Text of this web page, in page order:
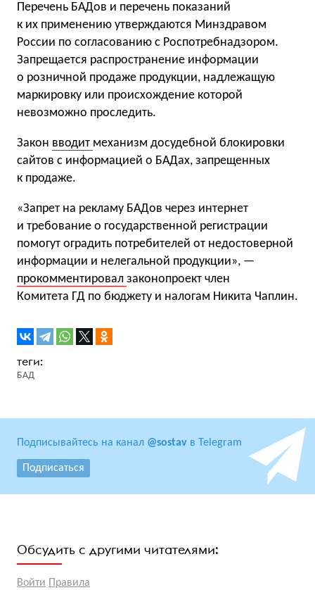
Перечень БАДов и перечень показаний
к их применению утверждаются Минздравом
России по согласованию с Роспотребнадзором.
Запрещается распространение информации
о розничной продаже продукции, надлежащую
маркировку или происхождение которой
невозможно проследить.
Закон вводит механизм досудебной блокировки
сайтов с информацией о БАДах, запрещенных
к продаже.
«Запрет на рекламу БАДов через интернет
и требование о государственной регистрации
помогут оградить потребителей от недостоверной
информации и нелегальной продукции», —
прокомментировал законопроект член
Комитета ГД по бюджету и налогам Никита Чаплин.
БАД
Подписывайтесь на канал @sostav в Telegram
Подписаться
Обсудить с другими читателями:
Войти Правила